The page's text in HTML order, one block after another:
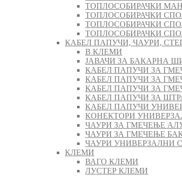
ТОПЛОСОБИРАЧКИ
ТОПЛОСОБИРАЧКИ
ТОПЛОСОБИРАЧКИ
ТОПЛОСОБИРАЧКИ
КАБЕЛ ПАПУЧИ, ЧАУРИ,
В КЛЕМИ
ЈАВАЧИ ЗА БАКАРНА
КАБЕЛ ПАПУЧИ ЗА
КАБЕЛ ПАПУЧИ ЗА
КАБЕЛ ПАПУЧИ ЗА
КАБЕЛ ПАПУЧИ ЗА
КАБЕЛ ПАПУЧИ
КОНЕКТОРИ
ЧАУРИ ЗА ГМЕЧЕЊЕ
ЧАУРИ ЗА ГМЕЧЕЊЕ
ЧАУРИ УНИВЕРЗАЛНИ
КЛЕМИ
ВАГО КЛЕМИ
ЛУСТЕР КЛЕМИ